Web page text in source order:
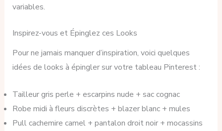
variables.
Inspirez-vous et Épinglez ces Looks
Pour ne jamais manquer d’inspiration, voici quelques
idées de looks à épingler sur votre tableau Pinterest :
Tailleur gris perle + escarpins nude + sac cognac
Robe midi à fleurs discrètes + blazer blanc + mules
Pull cachemire camel + pantalon droit noir + mocassins